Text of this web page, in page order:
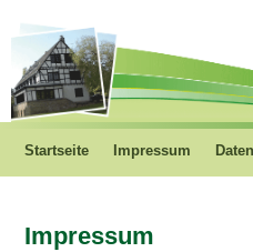
Startseite Impressum
Impressum